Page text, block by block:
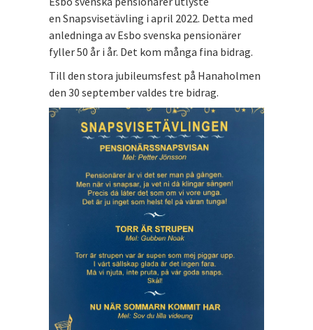
en Snapsvisetävling i april 2022. Detta med
anledninga av Esbo svenska pensionärer
fyller 50 år i år. Det kom många fina bidrag.
Till den stora jubileumsfest på Hanaholmen
den 30 september valdes tre bidrag.